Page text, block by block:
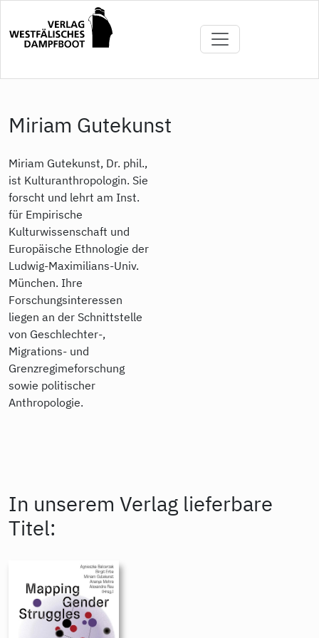
Inhalt
Miriam Gutekunst
Miriam Gutekunst, Dr. phil.,
ist Kulturanthropologin. Sie
forscht und lehrt am Inst.
für Empirische
Kulturwissenschaft und
Europäische Ethnologie der
Ludwig-Maximilians-Univ.
München. Ihre
Forschungsinteressen
liegen an der Schnittstelle
von Geschlechter-,
Migrations- und
Grenzregimeforschung
sowie politischer
Anthropologie.
In unserem Verlag lieferbare
Titel: